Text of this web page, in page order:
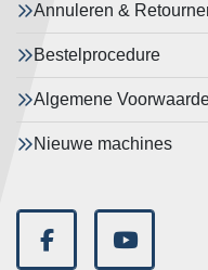
Annuleren &
Bestelprocedure
Algemene
Nieuwe machines
facebookyoutube